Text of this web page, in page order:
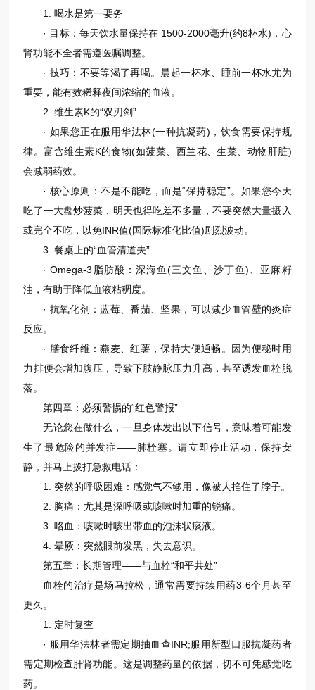
1. 喝水是第一要务
· 目标：每天饮水量保持在 1500-2000毫升(约8杯水)，心
肾功能不全者需遵医嘱调整。
· 技巧：不要等渴了再喝。晨起一杯水、睡前一杯水尤为
重要，能有效稀释夜间浓缩的血液。
2. 维生素K的“双刃剑”
· 如果您正在服用华法林(一种抗凝药)，饮食需要保持规
律。富含维生素K的食物(如菠菜、西兰花、生菜、动物肝脏)
会减弱药效。
· 核心原则：不是不能吃，而是“保持稳定”。如果您今天
吃了一大盘炒菠菜，明天也得吃差不多量，不要突然大量摄入
或完全不吃，以免INR值(国际标准化比值)剧烈波动。
3. 餐桌上的“血管清道夫”
· Omega-3脂肪酸：深海鱼(三文鱼、沙丁鱼)、亚麻籽
油，有助于降低血液粘稠度。
· 抗氧化剂：蓝莓、番茄、坚果，可以减少血管壁的炎症
反应。
· 膳食纤维：燕麦、红薯，保持大便通畅。因为便秘时用
力排便会增加腹压，导致下肢静脉压力升高，甚至诱发血栓脱
落。
第四章：必须警惕的“红色警报”
无论您在做什么，一旦身体发出以下信号，意味着可能发
生了最危险的并发症——肺栓塞。请立即停止活动，保持安
静，并马上拨打急救电话：
1. 突然的呼吸困难：感觉气不够用，像被人掐住了脖子。
2. 胸痛：尤其是深呼吸或咳嗽时加重的锐痛。
3. 咯血：咳嗽时咳出带血的泡沫状痰液。
4. 晕厥：突然眼前发黑，失去意识。
第五章：长期管理——与血栓“和平共处”
血栓的治疗是场马拉松，通常需要持续用药3-6个月甚至
更久。
1. 定时复查
· 服用华法林者需定期抽血查INR;服用新型口服抗凝药者
需定期检查肝肾功能。这是调整药量的依据，切不可凭感觉吃
药。